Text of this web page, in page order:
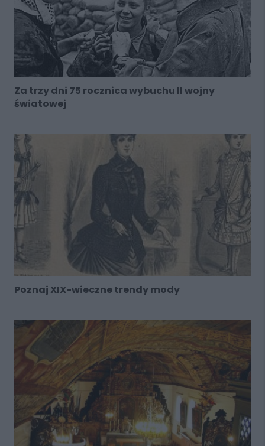
Za trzy dni 75 rocznica wybuchu II wojny
światowej
Poznaj XIX-wieczne trendy mody